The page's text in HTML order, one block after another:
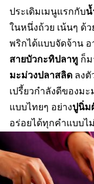
ประเดิมเมนูแรกกับ
ในหนึ่งถ้วย เน้นๆ ด้
พริกได้แบบจัดจ้าน
สายบัวกะทิปลาทู ก็
มะม่วงปลาสลิด ลง
เปรี้ยวกำลังดีของม
แบบไทยๆ อย่างปูนิ่ม
อร่อยได้ทุกคำแบบไ